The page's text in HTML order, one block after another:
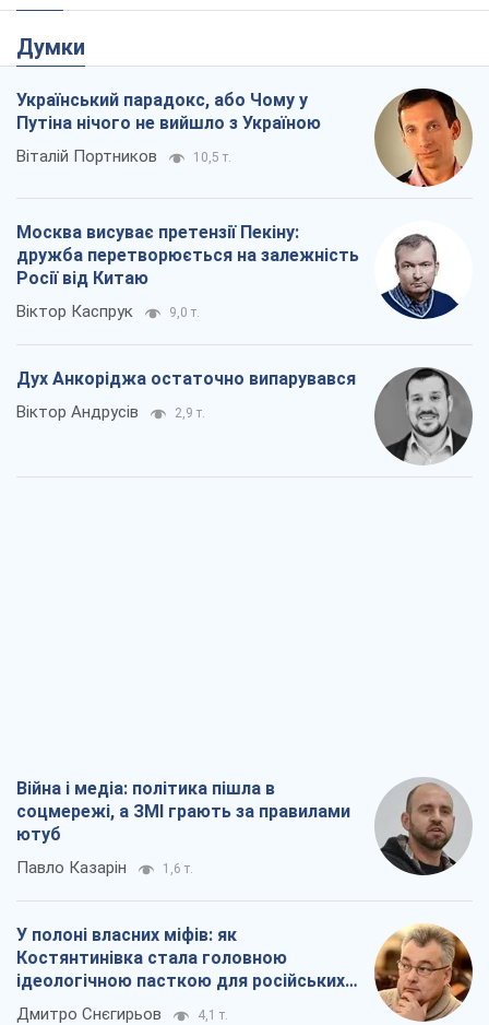
Думки
Український парадокс, або Чому у
Путіна нічого не вийшло з Україною
Віталій Портников 10,5 т.
Москва висуває претензії Пекіну:
дружба перетворюється на залежність
Росії від Китаю
Віктор Каспрук 9,0 т.
Дух Анкоріджа остаточно випарувався
Віктор Андрусів 2,9 т.
Війна і медіа: політика пішла в
соцмережі, а ЗМІ грають за правилами
ютуб
Павло Казарін 1,6 т.
У полоні власних міфів: як
Костянтинівка стала головною
ідеологічною пасткою для російських
окупантів
Дмитро Снєгирьов 4,1 т.